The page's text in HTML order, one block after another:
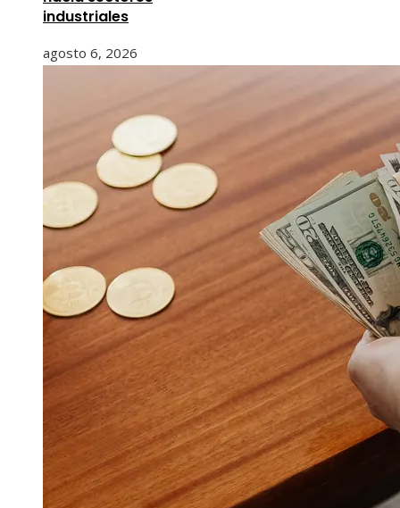
industriales
agosto 6, 2026